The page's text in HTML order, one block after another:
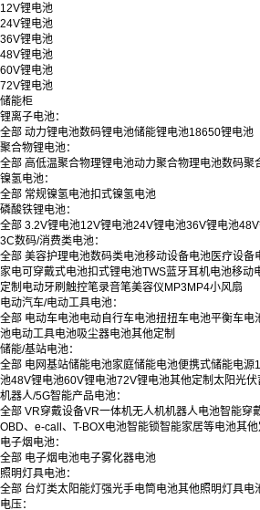
12V锂电池
24V锂电池
36V锂电池
48V锂电池
60V锂电池
72V锂电池
储能柜
锂离子电池：
全部 动力锂电池数码锂电池储能锂电池18650锂电池
聚合物锂电池：
全部 高低温聚合物理锂电池动力聚合物理电池数码聚
镍氢电池：
全部 常规镍氢电池扣式镍氢电池
磷酸铁锂电池：
全部 3.2V锂电池12V锂电池24V锂电池36V锂电池
3C数码/消费类电池：
全部 美容护理电池数码类电池移动设备电池医疗设备
家电可穿戴式电池扣式锂电池TWS蓝牙耳机电池移动
定制 电动牙刷 触控笔录音笔美容仪 MP3MP4小风扇
电动汽车/电动工具电池：
全部 电动车电池电动自行车电池扭扭车电池平衡车电
池电动工具电池吸尘器电池其他定制
储能/基站电池：
全部 电网基站储能电池家庭储能电池便携式储能电源
池48V锂电池60V锂电池72V锂电池其他定制 太阳光伏
机器人/5G智能产品电池：
全部 VR穿戴设备VR一体机无人机机器人电池智能穿
OBD、e-call、T-BOX电池智能锁智能家居等电池其他
电子烟电池：
全部 电子烟电池电子雾化器电池
照明灯具电池：
全部 台灯类太阳能灯 强光手电筒电池其他照明灯具电
电压：